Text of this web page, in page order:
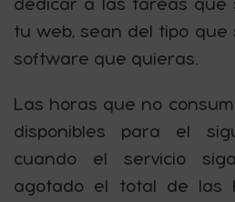
dedicar a las tareas que
tu web, sean del tipo que
software que quieras.
Las horas que no
disponibles para el
cuando el servicio
agotado el total de las